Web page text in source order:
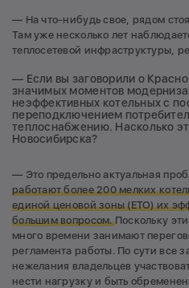
— На что-нибудь свое, рядом
Там уже несколько лет
теплосетевой инфраструктуры,
— Если вы заговорили о
значимых моментов
неэффективных котельных с
переподключением
теплоснабжению. Насколько
Новосибирска?
— Это предельно актуальная
работают более 200 мелких
единой ценовой зоны (ЕТО) их
большим вопросом.Поскольку
много времени занимают
регламента работы. По сути все
нежелания владельцев
нести нагрузку и быть